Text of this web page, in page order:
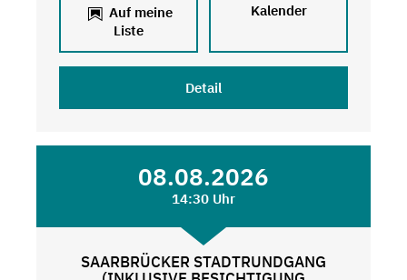
Auf meine
Liste
Kalender
Detail
08.08.2026
14:30 Uhr
SAARBRÜCKER STADTRUNDGANG